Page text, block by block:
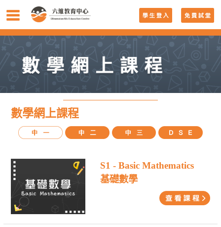
數學網上課程
S1 - Basic Mathematics
基礎數學